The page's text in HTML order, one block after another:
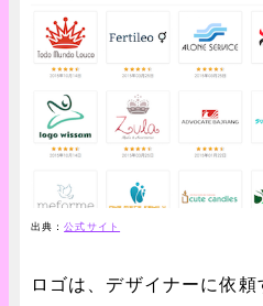
出典：公式サイト
ロゴは、デザイナーに依